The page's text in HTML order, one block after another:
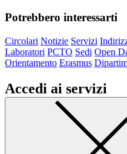
Potrebbero interessarti
Circolari Notizie Servizi
Laboratori PCTO Sedi Open
Orientamento Erasmus
Accedi ai servizi